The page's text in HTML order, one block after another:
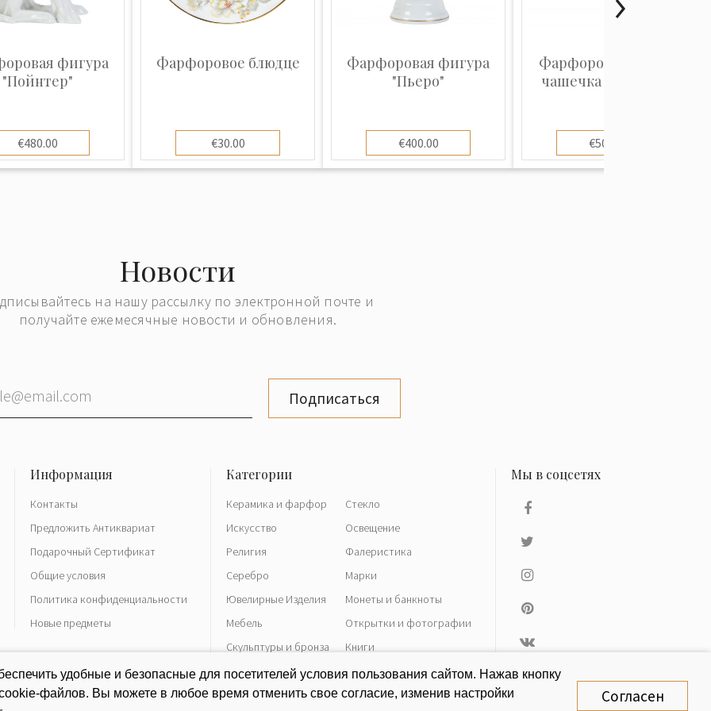
с красками они
пейзажами,
росписи
пейзаж на
сложнейшей
и кристаллических
цветные
видом
ваз, блюд,
и золотом
войной,
изменился
свечей
к власти
в
фигура
"Пойнтер"
€480.00
Фарфоровое блюдце
€30.00
Фарфоровая фигура
"Пьеро"
€400.00
Фарфоровая чайная
чашечка с блюдцем
€500.00
Новости
на нашу рассылку по электронной почте и
получайте ежемесячные новости и обновления.
Подписаться
Контакты
Предложить Антиквариат
Подарочный Сертификат
Общие условия
Политика конфиденциальности
Новые предметы
Керамика и фарфор
Искусство
Религия
Серебро
Ювелирные Изделия
Мебель
Скульптуры и бронза
Часы
Стекло
Освещение
Фалеристика
Марки
Монеты и банкноты
Открытки и фотографии
Книги
Разное
удобные и безопасные для посетителей условия пользования сайтом. Нажав кнопку
файлов. Вы можете в любое время отменить свое согласие, изменив настройки
Согласен